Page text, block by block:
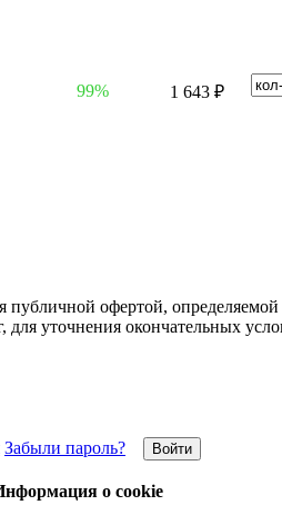
99% 1 643 ₽
офертой,
уточнения окончательных
Забыли пароль?
о cookie